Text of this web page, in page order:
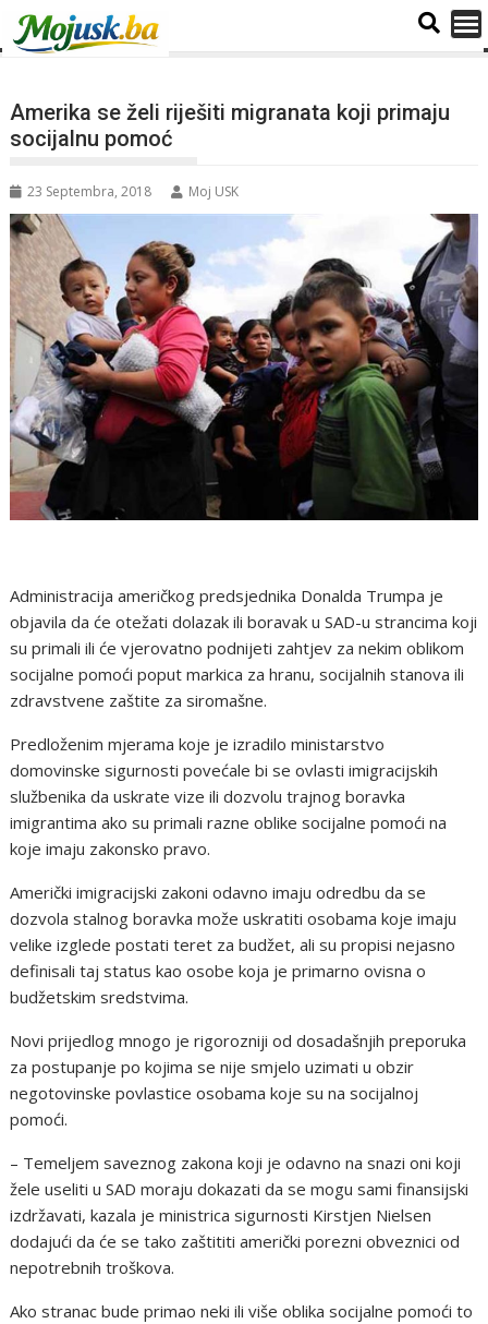
Amerika se želi riješiti migranata koji primaju
socijalnu pomoć
23 Septembra, 2018 Moj USK
Administracija američkog predsjednika Donalda Trumpa je
objavila da će otežati dolazak ili boravak u SAD-u strancima koji
su primali ili će vjerovatno podnijeti zahtjev za nekim oblikom
socijalne pomoći poput markica za hranu, socijalnih stanova ili
zdravstvene zaštite za siromašne.
Predloženim mjerama koje je izradilo ministarstvo
domovinske sigurnosti povećale bi se ovlasti imigracijskih
službenika da uskrate vize ili dozvolu trajnog boravka
imigrantima ako su primali razne oblike socijalne pomoći na
koje imaju zakonsko pravo.
Američki imigracijski zakoni odavno imaju odredbu da se
dozvola stalnog boravka može uskratiti osobama koje imaju
velike izglede postati teret za budžet, ali su propisi nejasno
definisali taj status kao osobe koja je primarno ovisna o
budžetskim sredstvima.
Novi prijedlog mnogo je rigorozniji od dosadašnjih preporuka
za postupanje po kojima se nije smjelo uzimati u obzir
negotovinske povlastice osobama koje su na socijalnoj
pomoći.
– Temeljem saveznog zakona koji je odavno na snazi oni koji
žele useliti u SAD moraju dokazati da se mogu sami finansijski
izdržavati, kazala je ministrica sigurnosti Kirstjen Nielsen
dodajući da će se tako zaštititi američki porezni obveznici od
nepotrebnih troškova.
Ako stranac bude primao neki ili više oblika socijalne pomoći to